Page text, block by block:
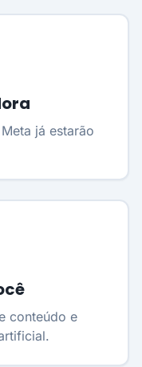
já estarão
conteúdo e